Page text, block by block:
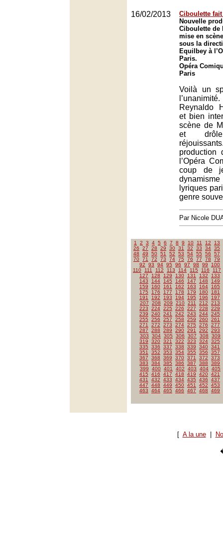
16/02/2013
Ciboulette
Nouvelle
Ciboulette de
mise en
sous la
Equilbey à
Paris.
Opéra
Paris
Voilà un
Reynaldo
et bien
scène de
et
production
l’Opéra
coup de
lyriques
genre
Par Nicole
1 2 3 4 5 6 7 8 9 10 11 12
13
26
27 28 29 30 31 32 33 34 35
48
49 50 51 52 53 54 55 56
57
70 71 72 73 74 75 76 77 78
79
92
93 94 95 96 97 98 99
100
110
111 112 113 114 115 116
117
127
128 129 130 131 132
133
143
144 145 146 147 148
149
159
160 161 162 163 164
165
175
176 177 178 179 180
181
191
192 193 194 195 196
197
207
208 209 210 211 212
213
223
224 225 226 227 228
229
239
240 241 242 243 244 245
255
256 257 258 259 260 261
271
272 273 274 275 276
277
287
288 289 290 291 292
293
303
304 305 306 307 308
309
319
320 321 322 323 324 325
335
336 337 338 339 340 341
351
352 353 354 355 356
357
367
368 369 370 371 372
373
383
384 385 386 387 388
389
399
400 401 402 403 404 405
415
416 417 418 419 420 421
431
432 433 434 435 436
437
447
448 449 450 451 452
453
463
464 465 466 467 468 469
[ A la une|